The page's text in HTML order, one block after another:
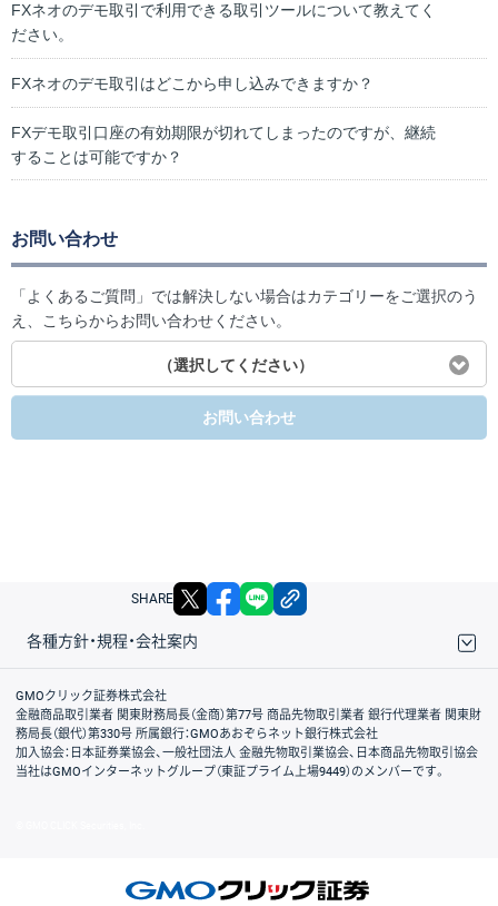
FXネオのデモ取引で利用できる取引ツールについて教えてく
ださい。
FXネオのデモ取引はどこから申し込みできますか？
FXデモ取引口座の有効期限が切れてしまったのですが、継続
することは可能ですか？
お問い合わせ
「よくあるご質問」では解決しない場合はカテゴリーをご選択のう
え、こちらからお問い合わせください。
（選択してください）
お問い合わせ
SHARE X facebook
各種方針・規程・会社案内
取引規程・約款
サイトマップ
その他のご案内
個人情報保護方針
最良執行方針
サイトのご利用について
ディスクレイマー
信託保全
リスク説明
会社案内
GMOクリック証券株式会社
金融商品取引業者 関東財務局長（金商）第77号 商品先物取引業者 銀行代理業者 関東財
務局長（銀代）第330号 所属銀行：GMOあおぞらネット銀行株式会社
加入協会：日本証券業協会、一般社団法人 金融先物取引業協会、日本商品先物取引協会
当社はGMOインターネットグループ（東証プライム上場9449）のメンバーです。